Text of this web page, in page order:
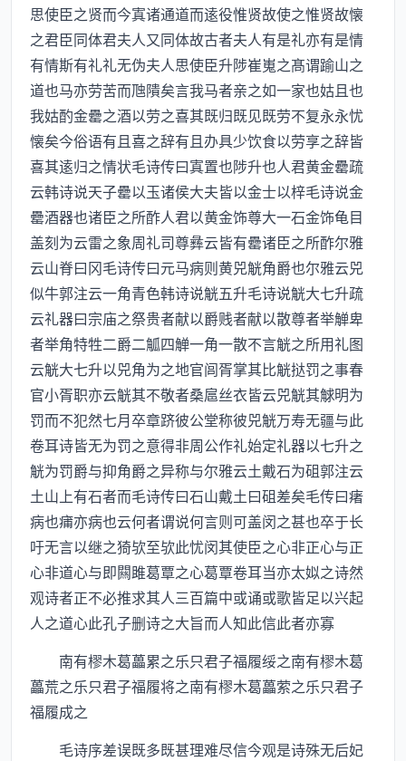
思使臣之贤而今寘诸通道而逺役惟贤故使之惟贤故懐
之君臣同体君夫人又同体故古者夫人有是礼亦有是情
有情斯有礼礼无伪夫人思使臣升陟崔嵬之髙谓踰山之
道也马亦劳苦而虺隤矣言我马者亲之如一家也姑且也
我姑酌金罍之酒以劳之喜其既归既见既劳不复永永忧
懐矣今俗语有且喜之辞有且办具少饮食以劳享之辞皆
喜其逺归之情状毛诗传曰寘置也陟升也人君黄金罍疏
云韩诗说天子罍以玉诸侯大夫皆以金士以梓毛诗说金
罍酒器也诸臣之所酢人君以黄金饰尊大一石金饰龟目
盖刻为云雷之象周礼司尊彝云皆有罍诸臣之所酢尔雅
云山脊曰冈毛诗传曰元马病则黄兕觥角爵也尔雅云兕
似牛郭注云一角青色韩诗说觥五升毛诗说觥大七升疏
云礼器曰宗庙之祭贵者献以爵贱者献以散尊者举觯卑
者举角特牲二爵二觚四觯一角一散不言觥之所用礼图
云觥大七升以兕角为之地官闾胥掌其比觥挞罚之事春
官小胥职亦云觥其不敬者桑扈丝衣皆云兕觥其觩明为
罚而不犯然七月卒章跻彼公堂称彼兕觥万寿无疆与此
卷耳诗皆无为罚之意得非周公作礼始定礼器以七升之
觥为罚爵与抑角爵之异称与尔雅云土戴石为砠郭注云
土山上有石者而毛诗传曰石山戴土曰砠差矣毛传曰瘏
病也痡亦病也云何者谓说何言则可盖闵之甚也卒于长
吁无言以继之猗欤至欤此忧闵其使臣之心非正心与正
心非道心与即闗雎葛覃之心葛覃卷耳当亦太姒之诗然
观诗者正不必推求其人三百篇中或诵或歌皆足以兴起
人之道心此孔子删诗之大旨而人知此信此者亦寡
南有樛木葛藟累之乐只君子福履绥之南有樛木葛
藟荒之乐只君子福履将之南有樛木葛藟萦之乐只君子
福履成之
毛诗序差误既多既甚理难尽信今观是诗殊无后妃